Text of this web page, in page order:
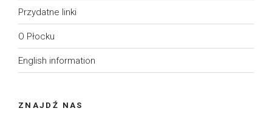
Przydatne linki
O Płocku
English information
ZNAJDŹ NAS